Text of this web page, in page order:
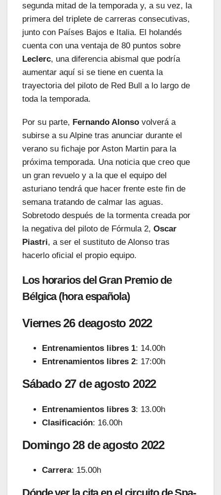
segunda mitad de la temporada y, a su vez, la
primera del triplete de carreras consecutivas,
junto con Países Bajos e Italia. El holandés
cuenta con una ventaja de 80 puntos sobre
Leclerc, una diferencia abismal que podría
aumentar aquí si se tiene en cuenta la
trayectoria del piloto de Red Bull a lo largo de
toda la temporada.
Por su parte, Fernando Alonso volverá a
subirse a su Alpine tras anunciar durante el
verano su fichaje por Aston Martin para la
próxima temporada. Una noticia que creo que
un gran revuelo y a la que el equipo del
asturiano tendrá que hacer frente este fin de
semana tratando de calmar las aguas.
Sobretodo después de la tormenta creada por
la negativa del piloto de Fórmula 2, Oscar
Piastri, a ser el sustituto de Alonso tras
hacerlo oficial el propio equipo.
Los horarios del Gran Premio de
Bélgica (hora española)
Viernes 26 deagosto 2022
Entrenamientos libres 1: 14.00h
Entrenamientos libres 2: 17:00h
Sábado 27 de agosto 2022
Entrenamientos libres 3: 13.00h
Clasificación: 16.00h
Domingo 28 de agosto 2022
Carrera: 15.00h